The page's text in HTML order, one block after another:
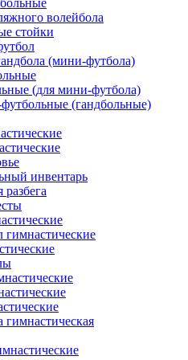
волейбола
стойки
(мини-футбола)
(для мини-футбола)
(гандбольные)
инвентарь
гимнастические
гимнастическая